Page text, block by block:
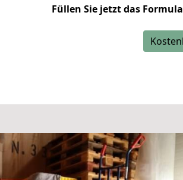
Füllen Sie jetzt das